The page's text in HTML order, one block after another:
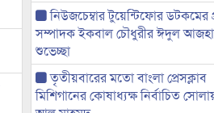
নিউজচেম্বার টুয়েন্টিফোর ডটকমের
সম্পাদক ইকবাল চৌধুরীর ঈদুল
শুভেচ্ছা
তৃতীয়বারের মতো বাংলা প্রেসক্লাব
মিশিগানের কোষাধ্যক্ষ নির্বাচিত